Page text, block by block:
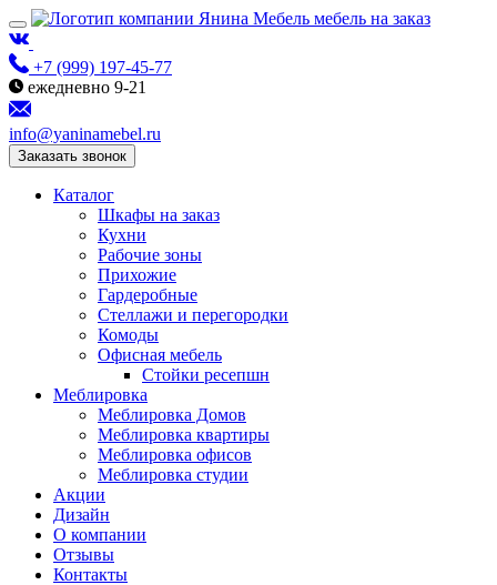
мебель на заказ
+7 (999) 197-45-77
ежедневно 9-21
info@yaninamebel.ru
Заказать звонок
Каталог
Шкафы на заказ
Кухни
Рабочие зоны
Прихожие
Гардеробные
Стеллажи и перегородки
Комоды
Офисная мебель
Стойки ресепшн
Меблировка
Меблировка Домов
Меблировка квартиры
Меблировка офисов
Меблировка студии
Акции
Дизайн
О компании
Отзывы
Контакты